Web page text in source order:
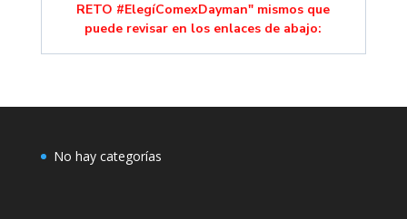
RETO #ElegíComexDayman" mismos que
puede revisar en los enlaces de abajo:
No hay categorías